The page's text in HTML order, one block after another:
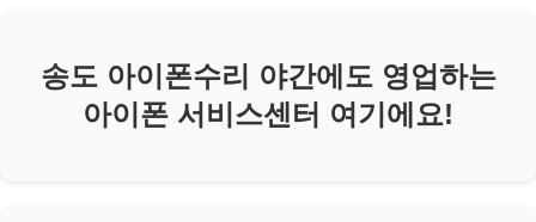
송도 아이폰수리 야간에도 영업하는
아이폰 서비스센터 여기에요!